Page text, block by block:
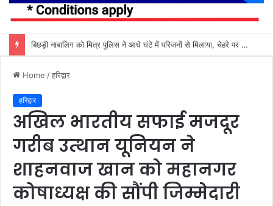
माता-पिता एक्युप्रेशर एवं आयुर्वेदिक हैल्थ केयर स्वास्थ्य शिविर से भोले ले रहे स्वास्थ्य लाभ
Home /हरिद्वार
हरिद्वार
अखिल भारतीय सफाई मजदूर
गरीब उत्थान यूनियन ने
शाहनवाज खान को महानगर
कोषाध्यक्ष की सौंपी जिम्मेदारी